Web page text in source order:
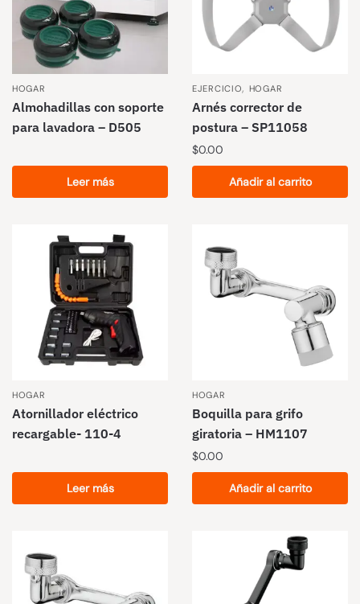
HOGAR
Almohadillas con soporte
para lavadora – D505
Leer más
EJERCICIO, HOGAR
Arnés corrector de
postura – SP11058
$0.00
Añadir al carrito
HOGAR
Atornillador eléctrico
recargable- 110-4
Leer más
HOGAR
Boquilla para grifo
giratoria – HM1107
$0.00
Añadir al carrito